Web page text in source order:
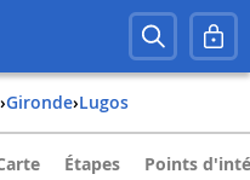
› gironde› lugos
Étapes Points